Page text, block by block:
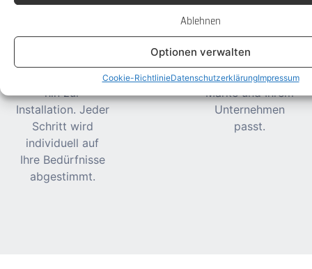
Ablehnen
Optionen verwalten
Cookie-RichtlinieDatenschutzerklärungImpressum
Service: von der
hin zur
Installation. Jeder
Schritt wird
individuell auf
Ihre Bedürfnisse
abgestimmt.
recycelbare
Materialien, um
Werbesysteme zu
realisieren.
Ihren Vorgaben
entworfen und
sodass es
perfekt zu Ihrer
Marke und Ihrem
Unternehmen
passt.